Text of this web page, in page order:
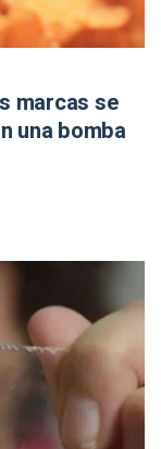
marcas se
una bomba